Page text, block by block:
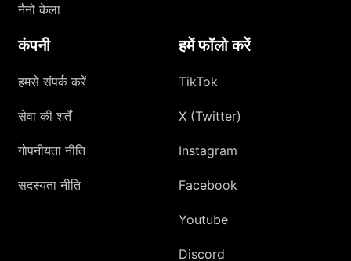
नैनो केला
कंपनी
हमसे संपर्क करें
सेवा की शर्तें
गोपनीयता नीति
सदस्यता नीति
हमें फॉलो करें
TikTok
X (Twitter)
Instagram
Facebook
Youtube
Discord